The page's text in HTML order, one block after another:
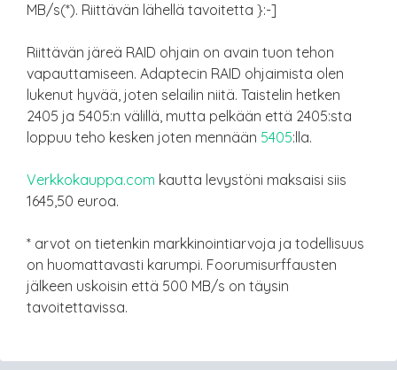
MB/s(*). Riittävän lähellä tavoitetta }:-]
Riittävän järeä RAID ohjain on avain tuon tehon
vapauttamiseen. Adaptecin RAID ohjaimista olen
lukenut hyvää, joten selailin niitä. Taistelin hetken
2405 ja 5405:n välillä, mutta pelkään että 2405:sta
loppuu teho kesken joten mennään 5405:lla.
Verkkokauppa.com kautta levystöni maksaisi siis
1645,50 euroa.
* arvot on tietenkin markkinointiarvoja ja todellisuus
on huomattavasti karumpi. Foorumisurffausten
jälkeen uskoisin että 500 MB/s on täysin
tavoitettavissa.